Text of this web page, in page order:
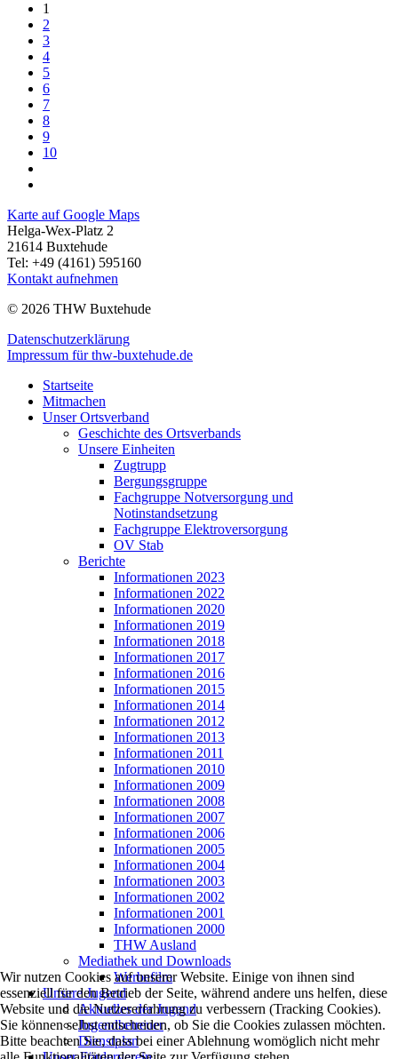
1
2
3
4
5
6
7
8
9
10
Karte auf Google Maps
Helga-Wex-Platz 2
21614 Buxtehude
Tel: +49 (4161) 595160
Kontakt aufnehmen
© 2026 THW Buxtehude
Datenschutzerklärung
Impressum für thw-buxtehude.de
Startseite
Mitmachen
Unser Ortsverband
Geschichte des Ortsverbands
Unsere Einheiten
Zugtrupp
Bergungsgruppe
Fachgruppe Notversorgung und
Notinstandsetzung
Fachgruppe Elektroversorgung
OV Stab
Berichte
Informationen 2023
Informationen 2022
Informationen 2020
Informationen 2019
Informationen 2018
Informationen 2017
Informationen 2016
Informationen 2015
Informationen 2014
Informationen 2012
Informationen 2013
Informationen 2011
Informationen 2010
Informationen 2009
Informationen 2008
Informationen 2007
Informationen 2006
Informationen 2005
Informationen 2004
Informationen 2003
Informationen 2002
Informationen 2001
Informationen 2000
THW Ausland
Mediathek und Downloads
Werbefilm
Unsere Jugend
Aktuelles der Jugend
Jugendbetreuer
Dienstplan
Wir nutzen Cookies auf unserer Website. Einige von ihnen sind
essenziell für den Betrieb der Seite, während andere uns helfen, diese
Website und die Nutzererfahrung zu verbessern (Tracking Cookies).
Sie können selbst entscheiden, ob Sie die Cookies zulassen möchten.
Bitte beachten Sie, dass bei einer Ablehnung womöglich nicht mehr